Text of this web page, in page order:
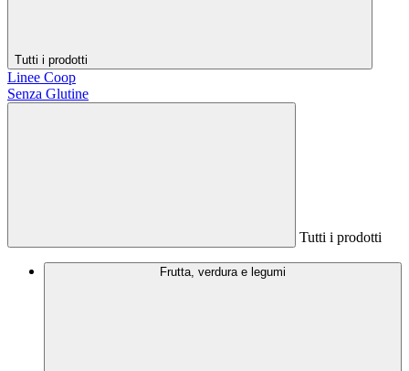
Tutti i prodotti
Linee Coop
Senza Glutine
Tutti i prodotti
Frutta, verdura e legumi